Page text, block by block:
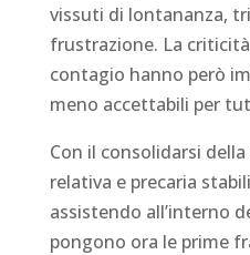
vissuti di lontananza,
frustrazione. La
contagio hanno però
meno accettabili per
Con il consolidarsi
relativa e precaria
assistendo all’interno
pongono ora le prime